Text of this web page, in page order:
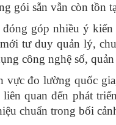
gói sẵn vẫn còn tồn
góp nhiều ý
tư duy quản lý,
công nghệ số,
đo lường quốc
quan đến phát
chuẩn trong bối